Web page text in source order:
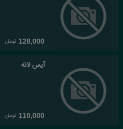
128,000 تومان
آیس لاته
110,000 تومان